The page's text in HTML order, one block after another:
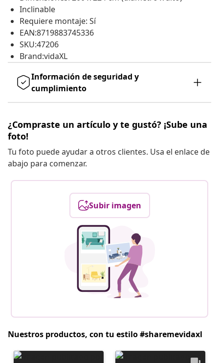
Inclinable
Requiere montaje: Sí
EAN:8719883745336
SKU:47206
Brand:vidaXL
Información de seguridad y
cumplimiento
¿Compraste un artículo y te gustó? ¡Sube una
foto!
Tu foto puede ayudar a otros clientes. Usa el enlace de
abajo para comenzar.
Subir imagen
Nuestros productos, con tu estilo #sharemevidaxl